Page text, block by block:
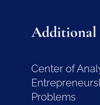
Additional
Center of
Problems